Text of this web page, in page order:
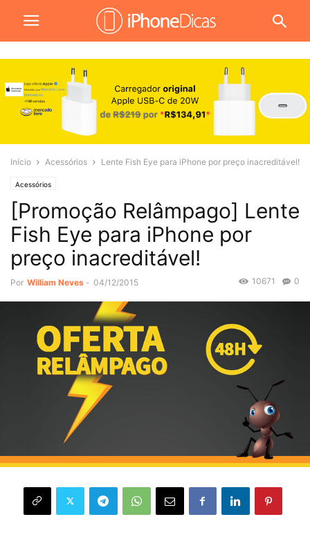
Início Acessórios Lente Fish Eye para iPhone por preço inacreditável!
Acessórios
[Promoção Relâmpago] Lente
Fish Eye para iPhone por
preço inacreditável!
Por William Neves - 04/12/2015 0
10671